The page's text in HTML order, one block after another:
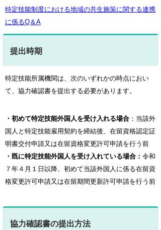
特定技能制度における地域の共生施策に関する連携
に係るQ＆A
提出時期
特定技能所属機関は、次のいずれかの時点におい
て、協力確認書を提出する必要があります。
・初めて特定技能外国人を受け入れる場合 ：当該外
国人と特定技能雇用契約を締結後、在留資格認定証
明書交付申請又は在留資格変更許可申請を行う前
・既に特定技能外国人を受け入れている場合： 令和
７年４月１日以降、初めて当該外国人に係る在留資
格変更許可申請又は在留期間更新許可申請を行う前
協力確認書の提出方法